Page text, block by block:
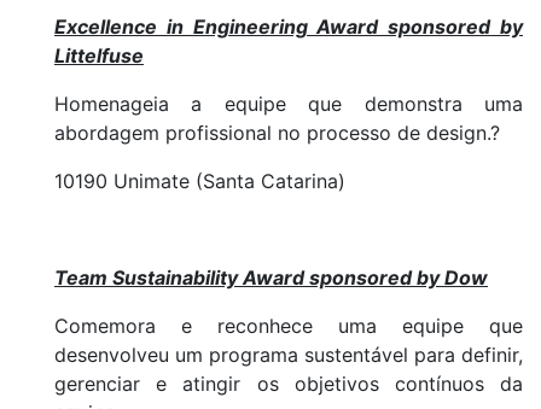
Excellence in Engineering Award sponsored by
Littelfuse
Homenageia a equipe que demonstra uma
abordagem profissional no processo de design.?
10190 Unimate (Santa Catarina)
Team Sustainability Award sponsored by Dow
Comemora e reconhece uma equipe que
desenvolveu um programa sustentável para definir,
gerenciar e atingir os objetivos contínuos da